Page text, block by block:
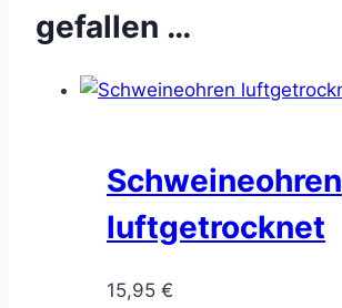
gefallen …
Schweineohren
luftgetrocknet
15,95 €